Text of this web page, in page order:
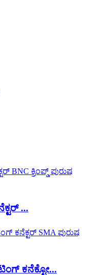
...
ಕನೆಕ್ಟೋ...